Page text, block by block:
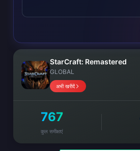
StarCraft: Remastered
GLOBAL
अभी खरीदें
767
कुल समीक्षाएं